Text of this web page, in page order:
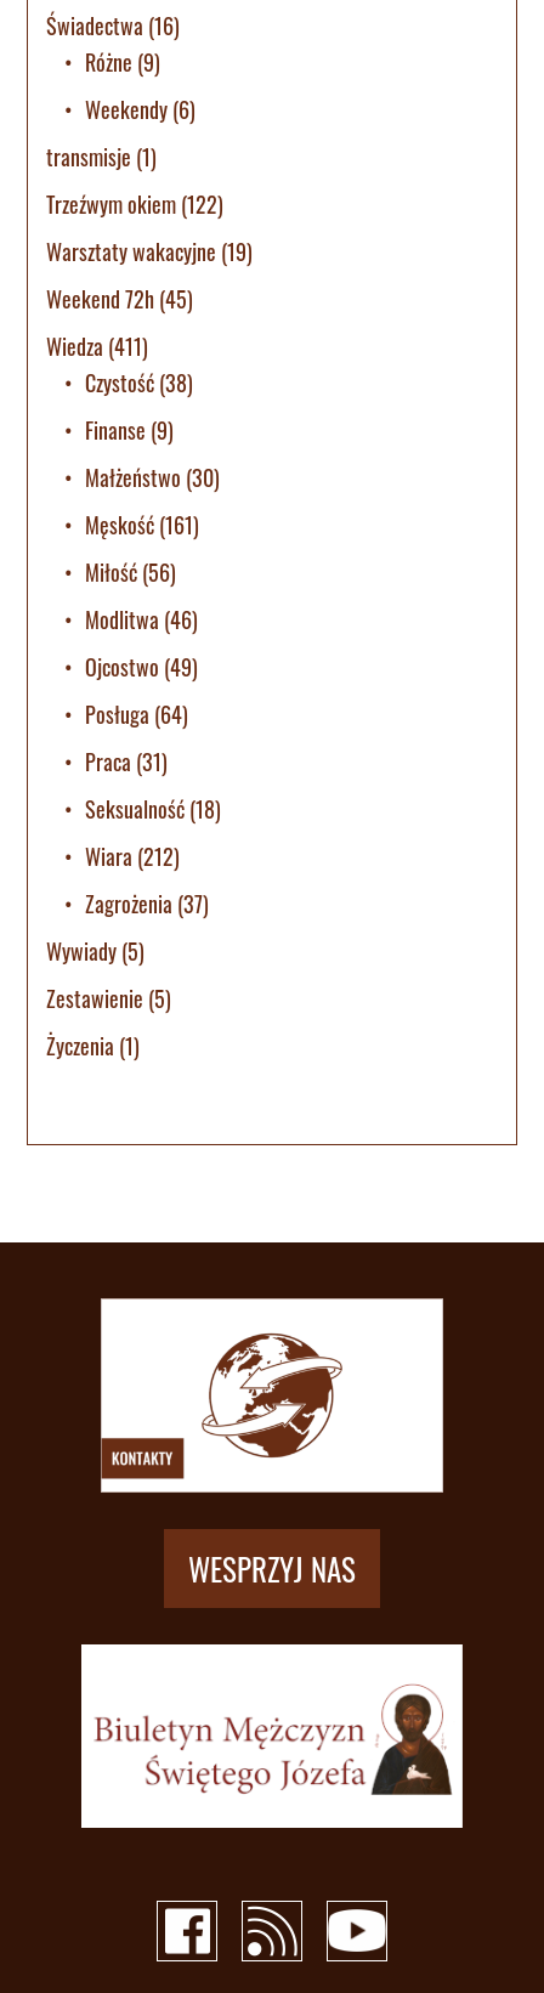
Świadectwa (16)
Różne (9)
Weekendy(6)
transmisje (1)
Trzeźwym okiem(122)
Warsztaty wakacyjne (19)
Weekend 72h(45)
Wiedza (411)
Czystość(38)
Finanse (9)
Małżeństwo (30)
Męskość(161)
Miłość(56)
Modlitwa (46)
Ojcostwo (49)
Posługa (64)
Praca (31)
Seksualność(18)
Wiara (212)
Zagrożenia (37)
Wywiady(5)
Zestawienie (5)
Życzenia (1)
WESPRZYJ NAS